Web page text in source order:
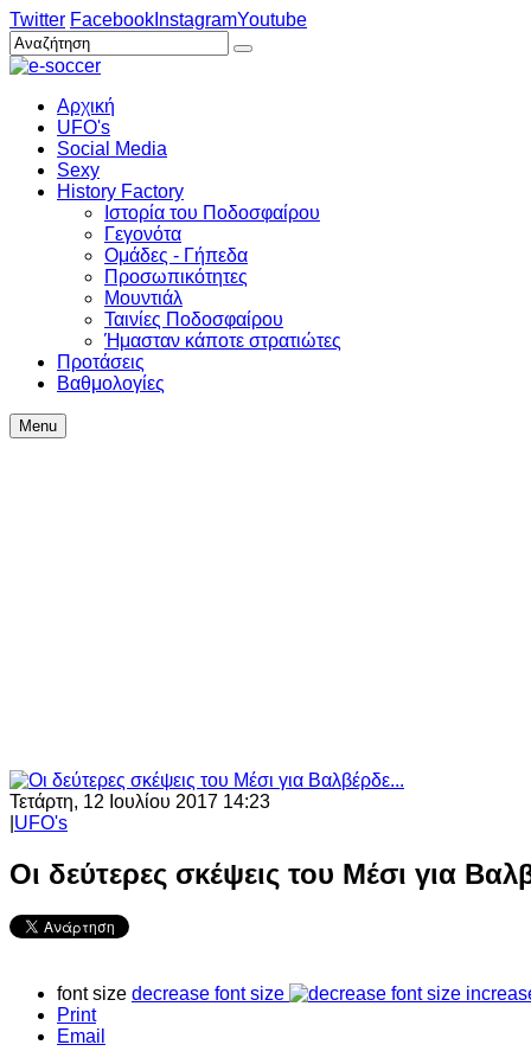
Twitter Facebook InstagramYoutube
Αρχική
UFO's
Social Media
Sexy
History Factory
Ιστορία του Ποδοσφαίρου
Γεγονότα
Ομάδες - Γήπεδα
Προσωπικότητες
Μουντιάλ
Ταινίες Ποδοσφαίρου
Ήμασταν κάποτε στρατιώτες
Προτάσεις
Βαθμολογίες
Menu
Τετάρτη, 12 Ιουλίου 2017 14:23
UFO's
Οι δεύτερες σκέψεις του Μέσι για
font size decrease font size
Print
Email